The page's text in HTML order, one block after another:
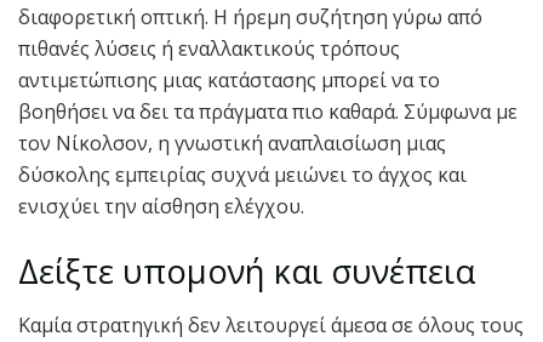
διαφορετική οπτική. Η ήρεμη συζήτηση γύρω από
πιθανές λύσεις ή εναλλακτικούς τρόπους
αντιμετώπισης μιας κατάστασης μπορεί να το
βοηθήσει να δει τα πράγματα πιο καθαρά. Σύμφωνα με
τον Νίκολσον, η γνωστική αναπλαισίωση μιας
δύσκολης εμπειρίας συχνά μειώνει το άγχος και
ενισχύει την αίσθηση ελέγχου.
Δείξτε υπομονή και συνέπεια
Καμία στρατηγική δεν λειτουργεί άμεσα σε όλους τους